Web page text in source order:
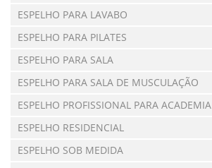
ESPELHO PARA LAVABO
ESPELHO PARA PILATES
ESPELHO PARA SALA
ESPELHO PARA SALA DE MUSCULAÇÃO
ESPELHO PROFISSIONAL PARA ACADEMIA
ESPELHO RESIDENCIAL
ESPELHO SOB MEDIDA